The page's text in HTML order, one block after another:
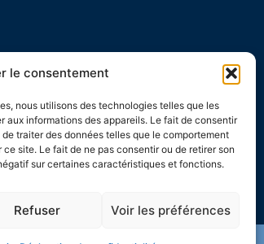
le consentement
nous utilisons des technologies telles que les
informations des appareils. Le fait de consentir
traiter des données telles que le comportement
site. Le fait de ne pas consentir ou de retirer son
sur certaines caractéristiques et fonctions.
Refuser Voir les préférences
NOUS